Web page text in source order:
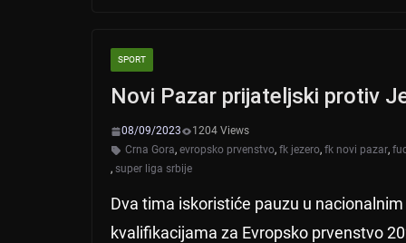
A
p
p
o
k
SPORT
Novi Pazar prijateljski protiv
08/09/2023
1204 Views
Crna Gora, evropsko prvenstvo, fk jezero, fk novi pazar,
, super liga srbije
Dva tima iskoristiće pauzu u
kvalifikacijama za Evropsko prvenstvo